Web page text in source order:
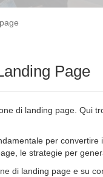
Page
di landing page. Qui
per
le strategie per
di landing page e su